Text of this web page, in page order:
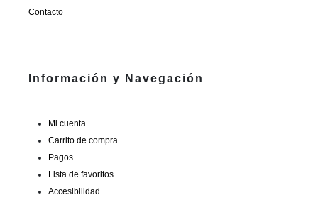
Contacto
Información y Navegación
Mi cuenta
Carrito de compra
Pagos
Lista de favoritos
Accesibilidad